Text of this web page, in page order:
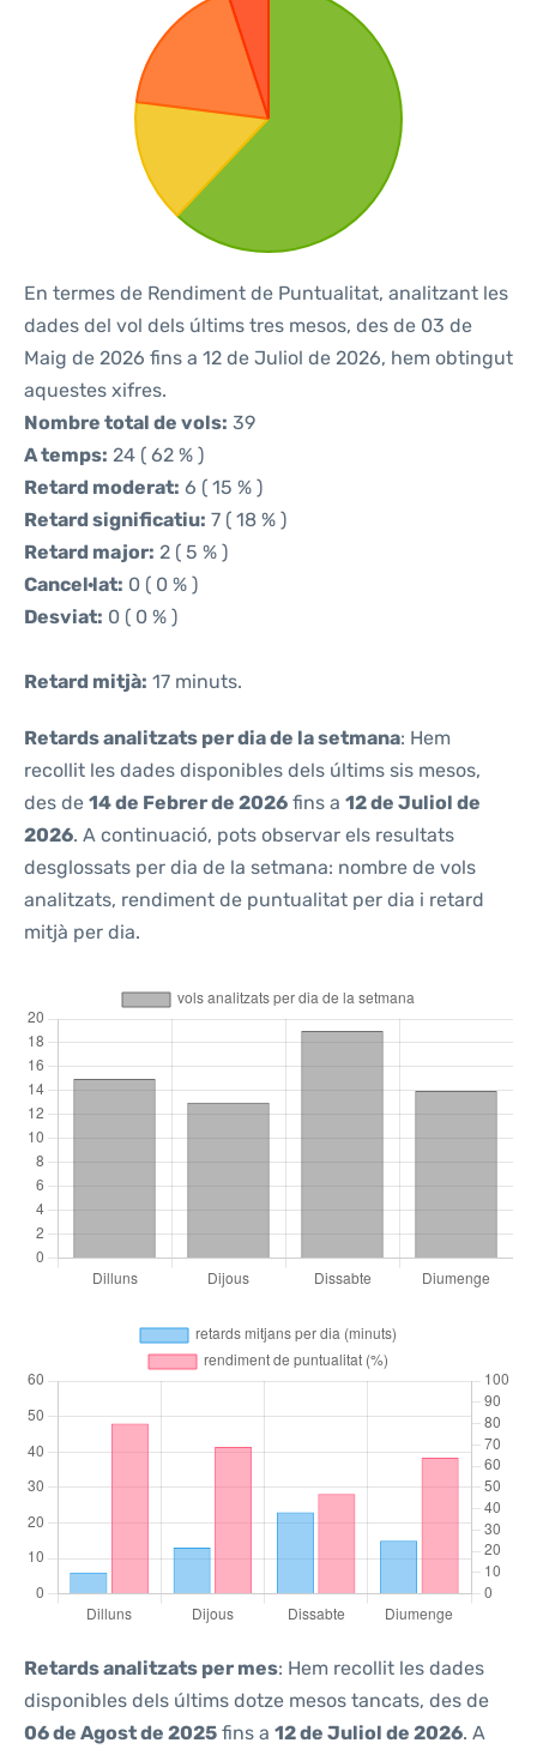
En termes de Rendiment de Puntualitat, analitzant les
dades del vol dels últims tres mesos, des de 03 de
Maig de 2026 fins a 12 de Juliol de 2026, hem obtingut
aquestes xifres.
Nombre total de vols: 39
A temps: 24 ( 62 % )
Retard moderat: 6 ( 15 % )
Retard significatiu: 7 ( 18 % )
Retard major: 2 ( 5 % )
Cancel·lat: 0 ( 0 % )
Desviat: 0 ( 0 % )
Retard mitjà: 17 minuts.
Retards analitzats per dia de la setmana: Hem
recollit les dades disponibles dels últims sis mesos,
des de 14 de Febrer de 2026 fins a 12 de Juliol de
2026. A continuació, pots observar els resultats
desglossats per dia de la setmana: nombre de vols
analitzats, rendiment de puntualitat per dia i retard
mitjà per dia.
Retards analitzats per mes: Hem recollit les dades
disponibles dels últims dotze mesos tancats, des de
06 de Agost de 2025 fins a 12 de Juliol de 2026. A